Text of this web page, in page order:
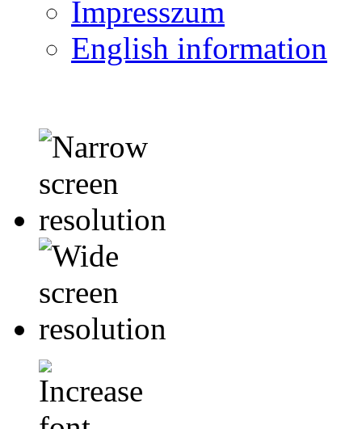
Impresszum
English information